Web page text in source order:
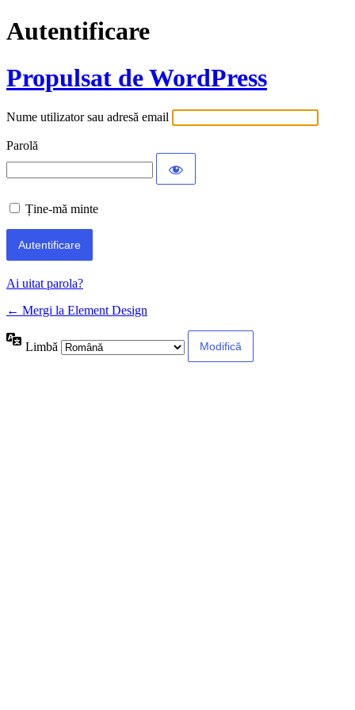
Autentificare
Propulsat de WordPress
Nume utilizator sau adresă email
Parolă
Ține-mă minte
Ai uitat parola?
← Mergi la Element Design
Limbă